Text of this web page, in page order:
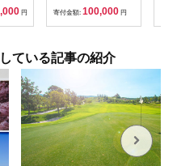
思い
分県
15000
ル 旅
光 ト
宿泊
別府
旅 お
型 節
円 寄付金額: 100,000 円
ている記事の紹介